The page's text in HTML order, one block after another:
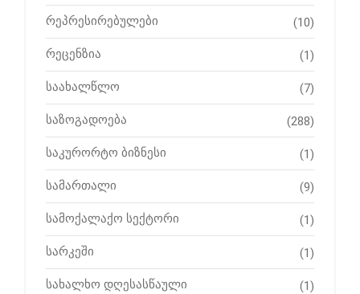
რეპრესირებულები (10)
რეცენზია (1)
საახალწლო (7)
საზოგადოება (288)
საკურორტო ბიზნესი (1)
სამართალი (9)
სამოქალაქო სექტორი (1)
სარკეში (1)
სახალხო დღესასწაული (1)